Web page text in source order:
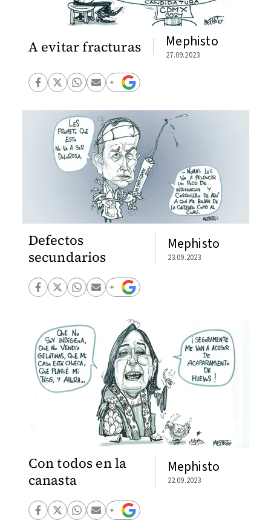
A evitar fracturas Mephisto
27.09.2023
Defectos
secundarios
Mephisto
23.09.2023
Con todos en la
canasta
Mephisto
22.09.2023